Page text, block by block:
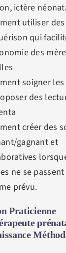
ictère
utiliser
qui
des
soigner
des
créer des
gagnant et
ne se passent
prévu.
Praticienne